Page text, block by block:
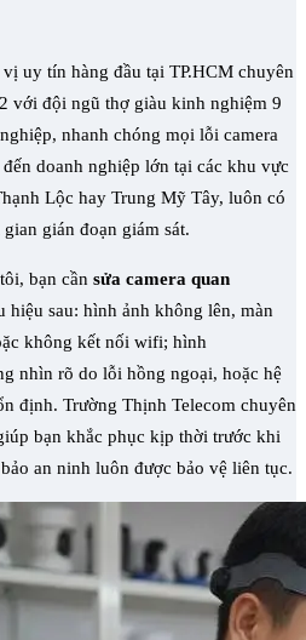
uy tín hàng đầu tại TP.HCM chuyên
với đội ngũ thợ giàu kinh nghiệm 9
nhanh chóng mọi lỗi camera
doanh nghiệp lớn tại các khu vực
Lộc hay Trung Mỹ Tây, luôn có
gián đoạn giám sát.
bạn cần sửa camera quan
hiệu sau: hình ảnh không lên, màn
không kết nối wifi; hình
nhìn rõ do lỗi hồng ngoại, hoặc hệ
định. Trường Thịnh Telecom chuyên
bạn khắc phục kịp thời trước khi
an ninh luôn được bảo vệ liên tục.